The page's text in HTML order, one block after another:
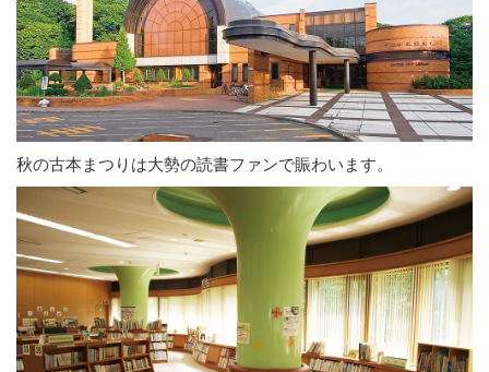
秋の古本まつりは大勢の読書ファンで賑わいます。